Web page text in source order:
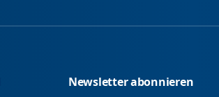
Newsletter abonnieren